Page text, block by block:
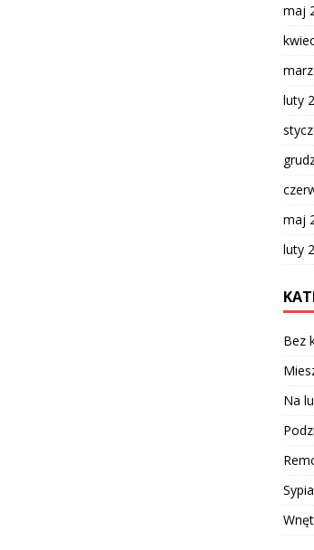
maj
luty
maj
luty
Bez
Na